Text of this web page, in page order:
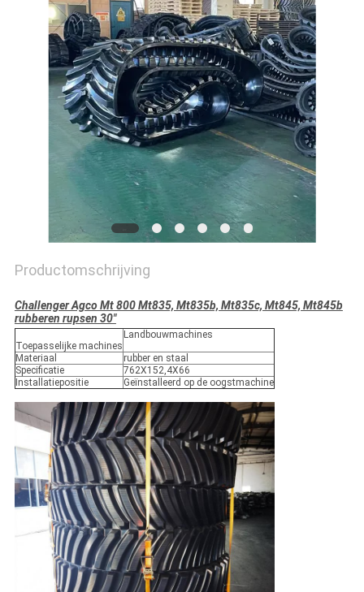
Productomschrijving
Challenger Agco Mt 800 Mt835, Mt835b, Mt835c, Mt845, Mt845b
rubberen rupsen 30"
Toepasselijke machines
Landbouwmachines
Materiaal
rubber en staal
Specificatie
762X152,4X66
Installatiepositie
Geïnstalleerd op de oogstmachine